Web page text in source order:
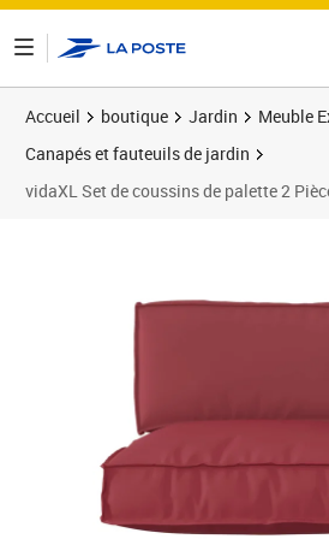
Accueil boutique Jardin
Meuble
Canapés et fauteuils de jardin
vidaXL Set de coussins de palette 2